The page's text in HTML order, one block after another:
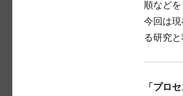
順などを
今回は
る研究
「プロ